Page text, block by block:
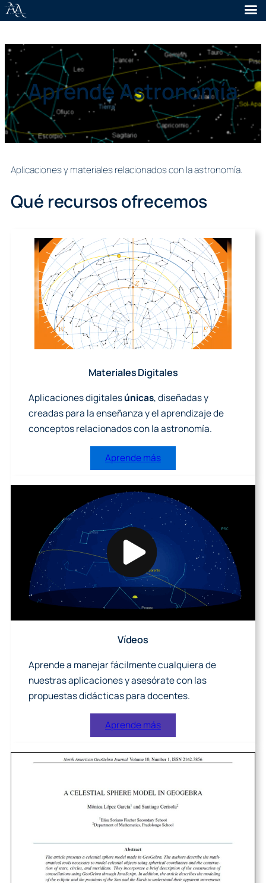
Aprende Astronomía
Aplicaciones y materiales relacionados con la astronomía.
Qué recursos ofrecemos
Materiales Digitales
Aplicaciones digitalesúnicas, diseñadas y
creadas para la enseñanza y el aprendizaje de
conceptos relacionados con la astronomía.
Aprende más
Vídeos
Aprende a manejar fácilmente cualquiera de
nuestras aplicaciones y asesórate con las
propuestas didácticas para docentes.
Aprende más